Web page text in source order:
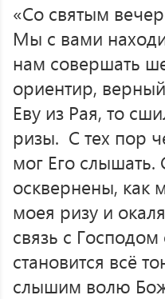
«Со святым
Мы с вами
нам совершать
ориентир,
Еву из Рая, то
ризы. С тех пор
мог Его
осквернены, как
моея ризу и
связь с
становится всё
слышим волю